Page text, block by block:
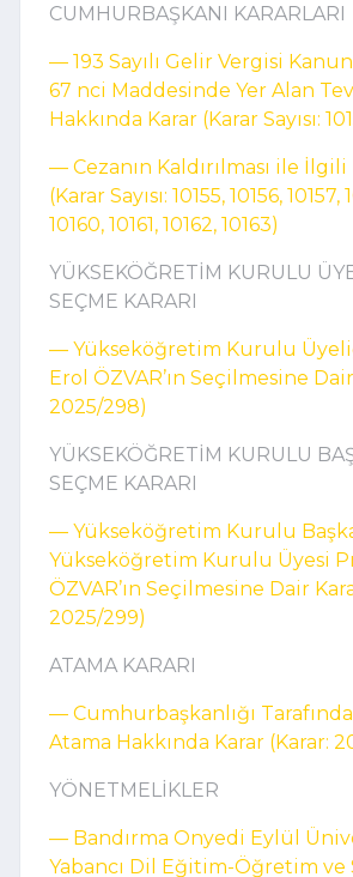
CUMHURBAŞKANI KARARLARI
–– 193 Sayılı Gelir Vergisi
67 nci Maddesinde Yer Alan
Hakkında Karar (Karar Sayısı:
–– Cezanın Kaldırılması ile
(Karar Sayısı: 10155, 10156, 10157,
10160, 10161, 10162, 10163)
YÜKSEKÖĞRETİM KURULU
SEÇME KARARI
–– Yükseköğretim Kurulu
Erol ÖZVAR’ın Seçilmesine
2025/298)
YÜKSEKÖĞRETİM KURULU
SEÇME KARARI
–– Yükseköğretim Kurulu
Yükseköğretim Kurulu Üyesi
ÖZVAR’ın Seçilmesine Dair
2025/299)
ATAMA KARARI
–– Cumhurbaşkanlığı
Atama Hakkında Karar (Karar:
YÖNETMELİKLER
–– Bandırma Onyedi Eylül
Yabancı Dil Eğitim-Öğretim ve